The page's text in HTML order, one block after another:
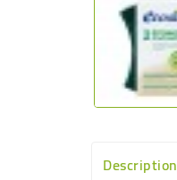
Description